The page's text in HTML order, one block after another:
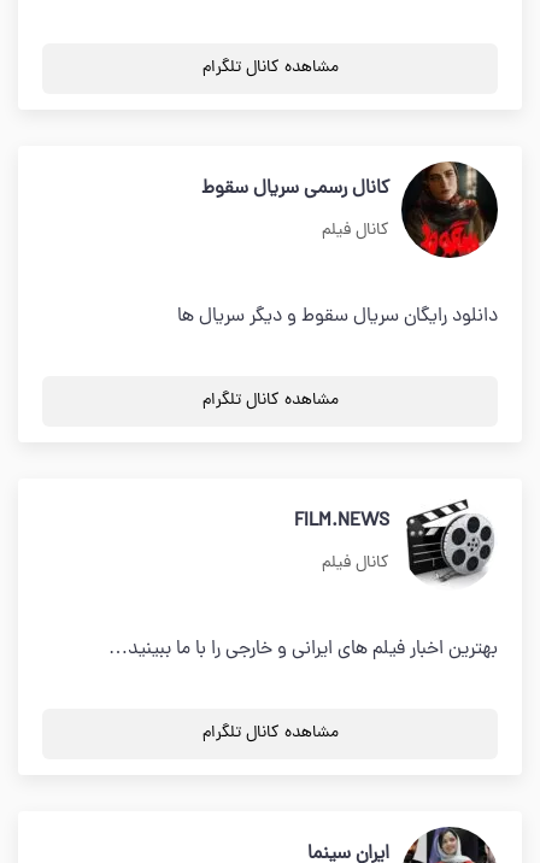
مشاهده کانال تلگرام
کانال رسمی سریال سقوط
کانال فیلم
دانلود رایگان سریال سقوط و دیگر سریال ها
مشاهده کانال تلگرام
FILM.NEWS
کانال فیلم
بهترین اخبار فیلم های ایرانی و خارجی را با ما ببینید…
مشاهده کانال تلگرام
ایران سینما